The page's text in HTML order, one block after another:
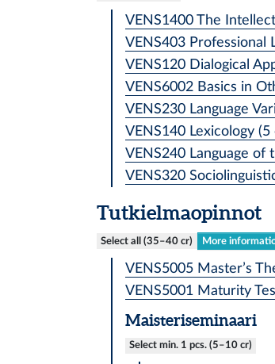
VENS1400 The
VENS403 Professional
VENS120 Dialogical
VENS6002 Basics in
VENS230 Language
VENS140 Lexicology (5
VENS240 Language of
VENS320
Tutkielmaopinnot
Select all (35–40 cr) More
VENS5005 Master’s
VENS5001 Maturity
Maisteriseminaari
Select min. 1 pcs. (5–10 cr)